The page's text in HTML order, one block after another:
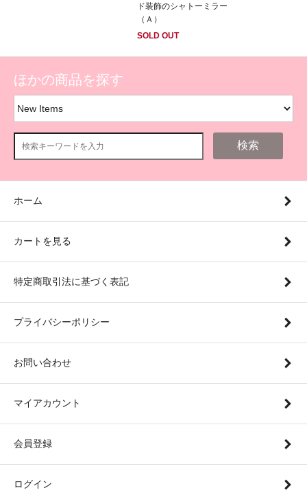
ド装飾のシャトーミラー
（Ａ）
SOLD OUT
ほかの商品を探す
検索
ホーム
カートを見る
特定商取引法に基づく表記
プライバシーポリシー
お問い合わせ
マイアカウント
会員登録
ログイン